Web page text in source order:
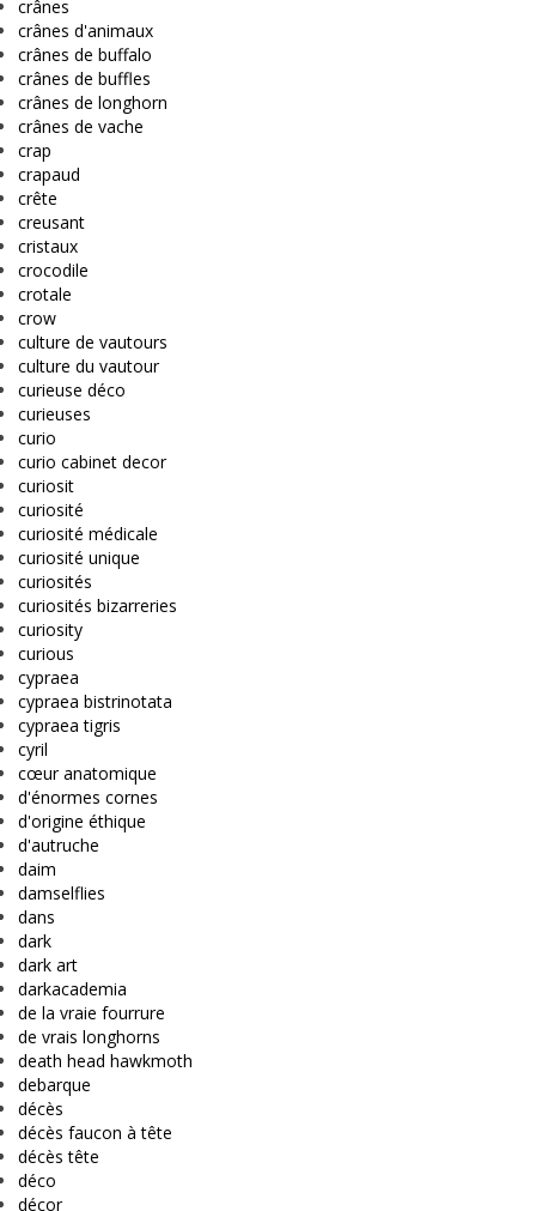
crânes
crânes d'animaux
crânes de buffalo
crânes de buffles
crânes de longhorn
crânes de vache
crap
crapaud
crête
creusant
cristaux
crocodile
crotale
crow
culture de vautours
culture du vautour
curieuse déco
curieuses
curio
curio cabinet decor
curiosit
curiosité
curiosité médicale
curiosité unique
curiosités
curiosités bizarreries
curiosity
curious
cypraea
cypraea bistrinotata
cypraea tigris
cyril
cœur anatomique
d'énormes cornes
d'origine éthique
d'autruche
daim
damselflies
dans
dark
dark art
darkacademia
de la vraie fourrure
de vrais longhorns
death head hawkmoth
debarque
décès
décès faucon à tête
décès tête
déco
décor